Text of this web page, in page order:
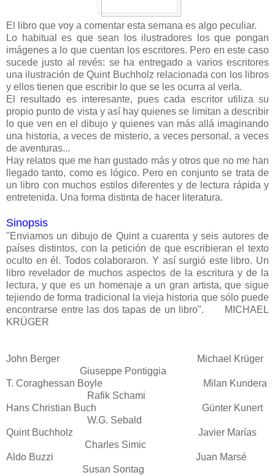
El libro que voy a comentar esta semana es algo peculiar.
Lo habitual es que sean los ilustradores los que pongan
imágenes a lo que cuentan los escritores. Pero en este caso
sucede justo al revés: se ha entregado a varios escritores
una ilustración de Quint Buchholz relacionada con los libros
y ellos tienen que escribir lo que se les ocurra al verla.
El resultado es interesante, pues cada escritor utiliza su
propio punto de vista y así hay quienes se limitan a describir
lo que ven en el dibujo y quienes van más allá imaginando
una historia, a veces de misterio, a veces personal, a veces
de aventuras...
Hay relatos que me han gustado más y otros que no me han
llegado tanto, como es lógico. Pero en conjunto se trata de
un libro con muchos estilos diferentes y de lectura rápida y
entretenida. Una forma distinta de hacer literatura.
Sinopsis
"Enviamos un dibujo de Quint a cuarenta y seis autores de
países distintos, con la petición de que escribieran el texto
oculto en él. Todos colaboraron. Y así surgió este libro. Un
libro revelador de muchos aspectos de la escritura y de la
lectura, y que es un homenaje a un gran artista, que sigue
tejiendo de forma tradicional la vieja historia que sólo puede
encontrarse entre las dos tapas de un libro". MICHAEL
KRÜGER
John Berger Michael Krüger
Giuseppe Pontiggia
T. Coraghessan Boyle Milan Kundera
Rafik Schami
Hans Christian Buch Günter Kunert
W.G. Sebald
Quint Buchholz Javier Marías
Charles Simic
Aldo Buzzi Juan Marsé
Susan Sontag